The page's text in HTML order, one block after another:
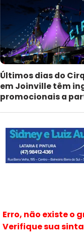
Últimos dias do
em Joinville têm
promocionais a
Erro, não existe o
Verifique sua